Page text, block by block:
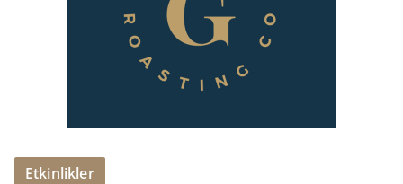
Etkinlikler